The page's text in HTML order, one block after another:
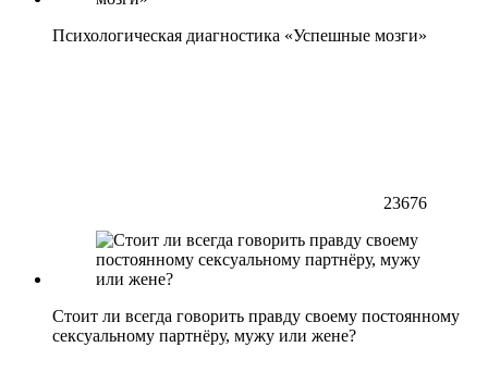
Психологическая диагностика «Успешные мозги»
23676
Стоит ли всегда говорить правду своему постоянному
сексуальному партнёру, мужу или жене?